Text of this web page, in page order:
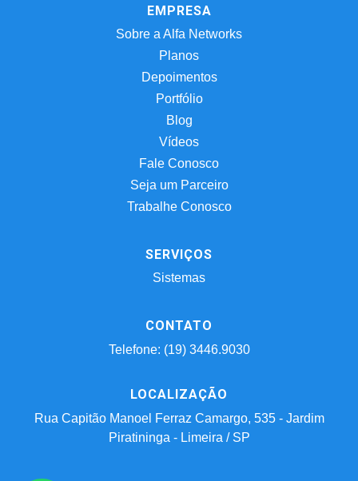
EMPRESA
Sobre a Alfa Networks
Planos
Depoimentos
Portfólio
Blog
Vídeos
Fale Conosco
Seja um Parceiro
Trabalhe Conosco
SERVIÇOS
Sistemas
CONTATO
Telefone: (19) 3446.9030
LOCALIZAÇÃO
Rua Capitão Manoel Ferraz Camargo, 535 - Jardim
Piratininga - Limeira / SP